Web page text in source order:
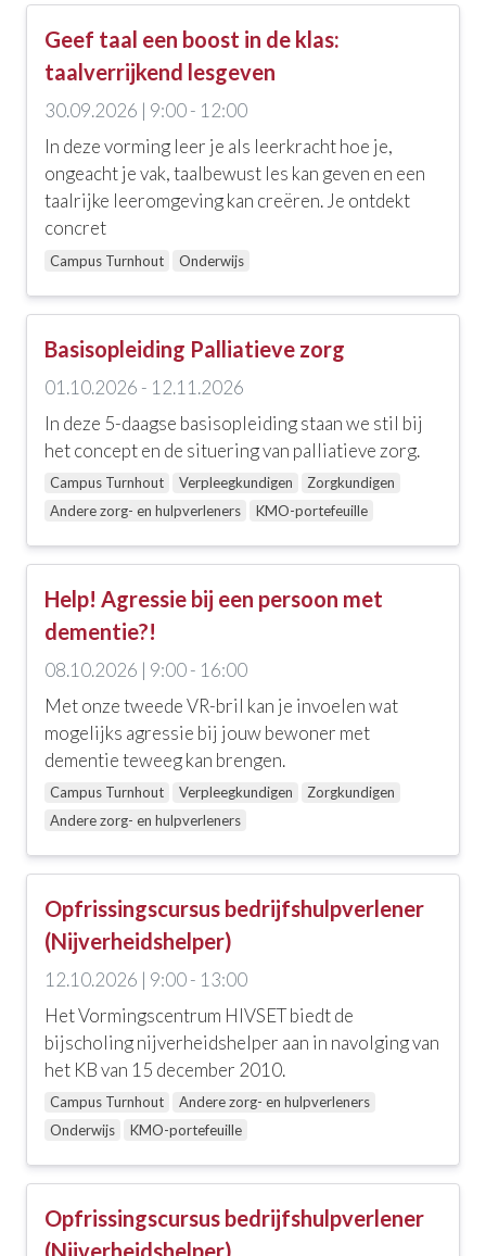
Interculturaliteit, meertaligheid en diversiteit
Onderwijs
Ouderenzorg
Zorgtechniek, wondzorg en andere skills
EHBO en levensreddend handelen
Doelgroep
Alle doelgroepen
Andere zorg- en hulpverleners
Begeleiders van kinderen
Praktijkassistenten
Verpleegkundigen
Verpleegkundigen (Basis, GBV)
Zorgkundigen
Locatie
Alle locaties
AZ Monica Antwerpen
Campus Kortrijk
Campus Turnhout
Campus Waregem
Care support Limburg
Huize Nazareth
Geef taal een boost in de klas:
taalverrijkend lesgeven
30.09.2026 | 9:00 - 12:00
In deze vorming leer je als leerkracht hoe je,
ongeacht je vak, taalbewust les kan geven en een
taalrijke leeromgeving kan creëren. Je ontdekt
concret
Campus Turnhout Onderwijs
Basisopleiding Palliatieve zorg
01.10.2026 - 12.11.2026
In deze 5-daagse basisopleiding staan we stil bij
het concept en de situering van palliatieve zorg.
Campus Turnhout Verpleegkundigen
Zorgkundigen
Andere zorg- en hulpverleners
KMO-portefeuille
Help! Agressie bij een persoon met
dementie?!
08.10.2026 | 9:00 - 16:00
Met onze tweede VR-bril kan je invoelen wat
mogelijks agressie bij jouw bewoner met
dementie teweeg kan brengen.
Campus Turnhout Verpleegkundigen
Zorgkundigen
Andere zorg- en hulpverleners
Opfrissingscursus bedrijfshulpverlener
(Nijverheidshelper)
12.10.2026 | 9:00 - 13:00
Het Vormingscentrum HIVSET biedt de
bijscholing nijverheidshelper aan in navolging van
het KB van 15 december 2010.
Campus Turnhout
Andere zorg- en hulpverleners
Onderwijs
KMO-portefeuille
Opfrissingscursus bedrijfshulpverlener
(Nijverheidshelper)